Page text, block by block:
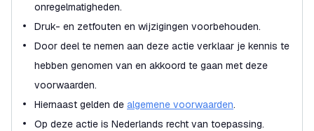
onregelmatigheden.
Druk- en zetfouten en wijzigingen voorbehouden.
Door deel te nemen aan deze actie verklaar je kennis te
hebben genomen van en akkoord te gaan met deze
voorwaarden.
Hiernaast gelden de algemene voorwaarden.
Op deze actie is Nederlands recht van toepassing.